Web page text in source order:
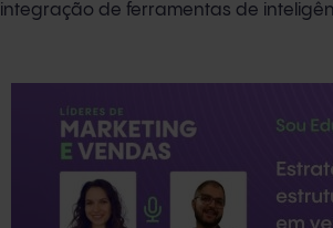
integração de ferramentas de